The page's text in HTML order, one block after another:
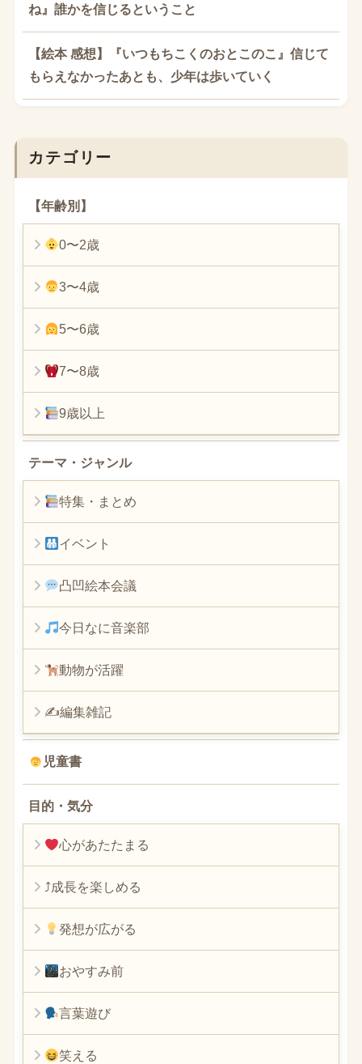
ね』誰かを信じるということ
【絵本 感想】『いつもちこくのおとこのこ』信じて
もらえなかったあとも、少年は歩いていく
カテゴリー
【年齢別】
0〜2歳
3〜4歳
5〜6歳
7〜8歳
9歳以上
テーマ・ジャンル
特集・まとめ
イベント
凸凹絵本会議
今日なに音楽部
動物が活躍
✍編集雑記
児童書
目的・気分
心があたたまる
⤴︎成長を楽しめる
発想が広がる
おやすみ前
言葉遊び
笑える